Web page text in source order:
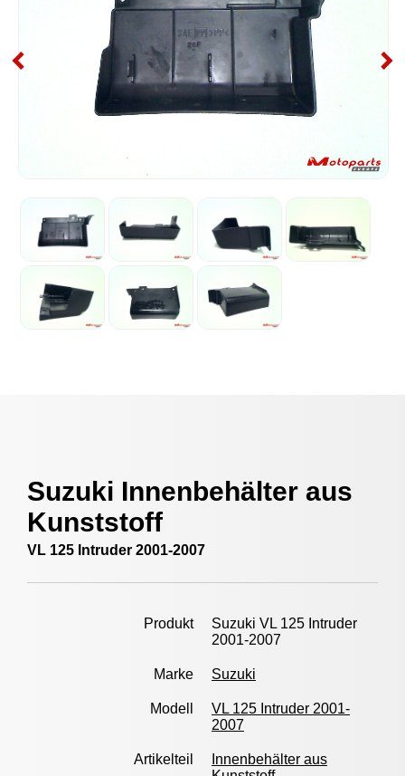
Suzuki Innenbehälter aus
Kunststoff
VL 125 Intruder 2001-2007
Produkt
Suzuki VL 125 Intruder
2001-2007
Marke Suzuki
Modell
VL 125 Intruder 2001-
2007
Artikelteil
Innenbehälter aus